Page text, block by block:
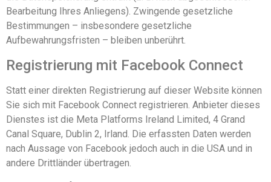
Bearbeitung Ihres Anliegens). Zwingende gesetzliche
Bestimmungen – insbesondere gesetzliche
Aufbewahrungsfristen – bleiben unberührt.
Registrierung mit Facebook Connect
Statt einer direkten Registrierung auf dieser Website können
Sie sich mit Facebook Connect registrieren. Anbieter dieses
Dienstes ist die Meta Platforms Ireland Limited, 4 Grand
Canal Square, Dublin 2, Irland. Die erfassten Daten werden
nach Aussage von Facebook jedoch auch in die USA und in
andere Drittländer übertragen.